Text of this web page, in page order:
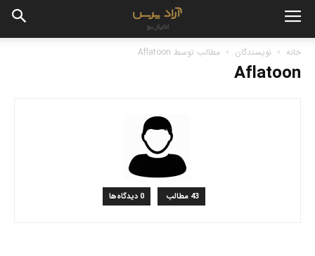
خانه نویسندگان مطالب توسط Aflatoon
Aflatoon
43 مطالب 0 دیدگاه‌ها